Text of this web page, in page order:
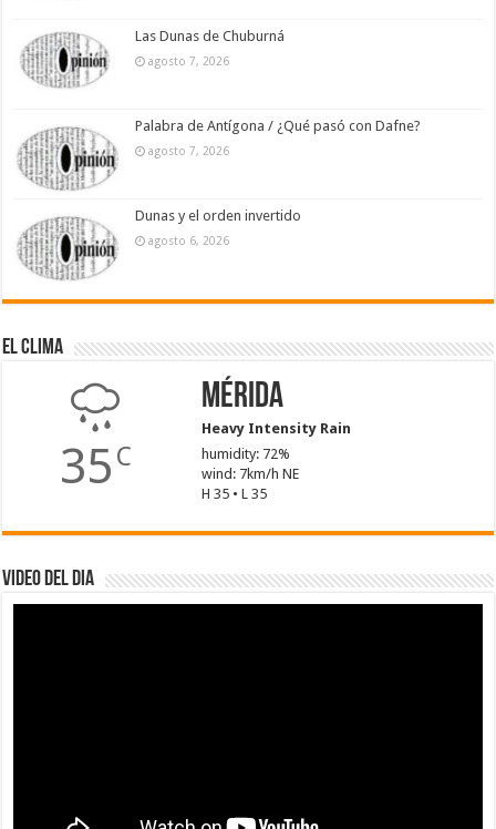
Las Dunas de Chuburná
agosto 7, 2026
Palabra de Antígona / ¿Qué pasó con Dafne?
agosto 7, 2026
Dunas y el orden invertido
agosto 6, 2026
El Clima
35 C
Mérida
Heavy Intensity Rain
humidity: 72%
wind: 7km/h NE
H 35 • L 35
Video del dia